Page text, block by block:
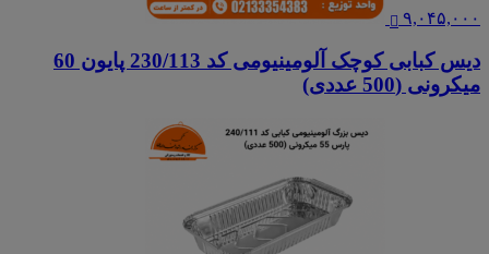
۹,۰۴۵,۰۰۰
دیس کبابی کوچک آلومینیومی کد 230/113 پایون 60
میکرونی (500 عددی)